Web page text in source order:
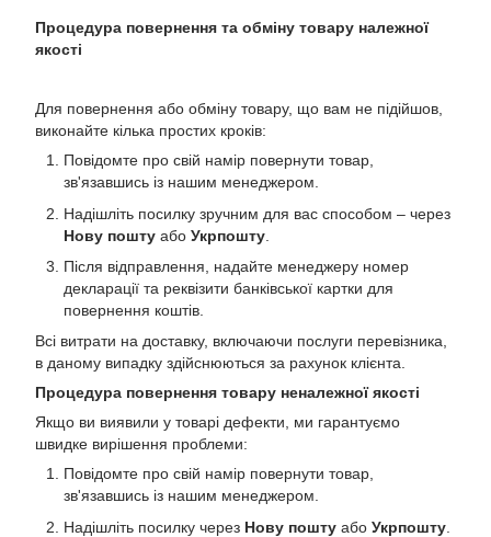
Процедура повернення та обміну товару належної
якості
Для повернення або обміну товару, що вам не підійшов,
виконайте кілька простих кроків:
Повідомте про свій намір повернути товар,
зв'язавшись із нашим менеджером.
Надішліть посилку зручним для вас способом – через
Нову пошту або Укрпошту
Після відправлення, надайте менеджеру номер
декларації та реквізити банківської картки для
повернення коштів.
Всі витрати на доставку, включаючи послуги перевізника,
в даному випадку здійснюються за рахунок клієнта.
Процедура повернення товару неналежної якості
Якщо ви виявили у товарі дефекти, ми гарантуємо
швидке вирішення проблеми:
Повідомте про свій намір повернути товар,
зв'язавшись із нашим менеджером.
Надішліть посилку через Нову пошту або Укрпошту